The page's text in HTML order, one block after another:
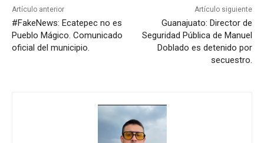
Artículo anterior
#FakeNews: Ecatepec no es
Pueblo Mágico. Comunicado
oficial del municipio.
Artículo siguiente
Guanajuato: Director de
Seguridad Pública de Manuel
Doblado es detenido por
secuestro.